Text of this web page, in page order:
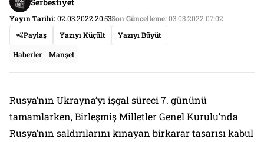
Yayın Tarihi:02.03.2022 20:53Son Güncelleme:03.03.2022 07:02
Paylaş
Yazıyı Küçült Yazıyı Büyüt
Haberler Manşet
Rusya’nın Ukrayna’yı işgal süreci 7. gününü
tamamlarken, Birleşmiş Milletler Genel Kurulu’nda
Rusya’nın saldırılarını kınayan birkarar tasarısı kabul